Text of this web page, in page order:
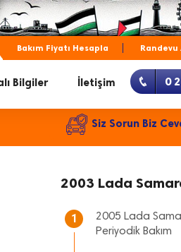
Bakım Fiyatı Hesapla Randevu
Bilgiler İletişim 0
Siz Sorun Biz
2003 Lada
1
2005 Lada
Periyodik Bakım